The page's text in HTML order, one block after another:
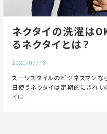
ネクタイの洗濯は
るネクタイとは？
2020/07/13
スーツスタイルのビジネスマンな
日使うネクタイは定期的にきれい
イは...